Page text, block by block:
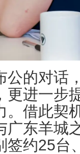
公的对话
更进一步
。借此契
广东羊城
签约25台